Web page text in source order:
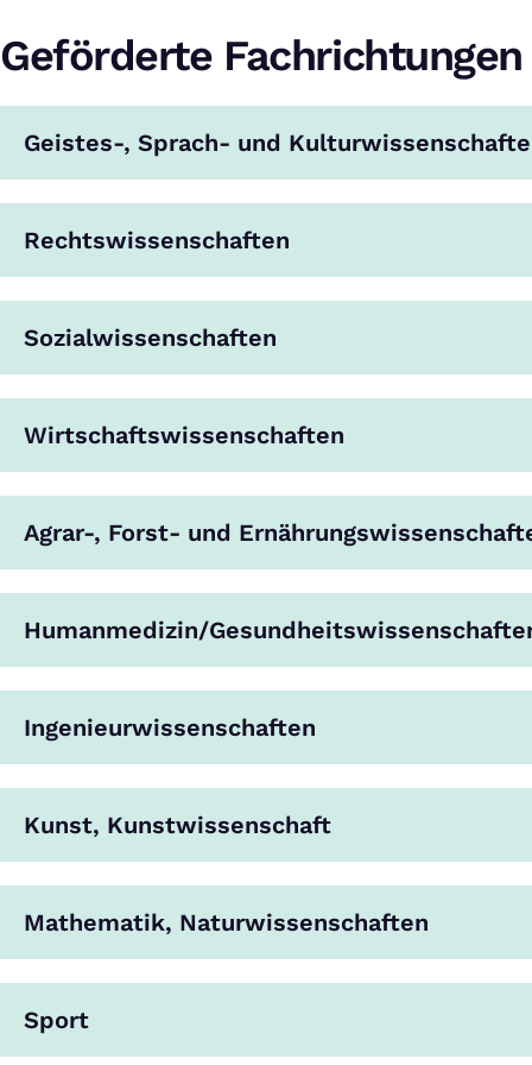
Geförderte Fachrichtungen
Geistes-, Sprach- und
Rechtswissenschaften
Sozialwissenschaften
Wirtschaftswissenschaften
Agrar-, Forst- und
Humanmedizin/
Ingenieurwissenschaften
Kunst, Kunstwissenschaft
Mathematik, Naturwissenschaften
Sport